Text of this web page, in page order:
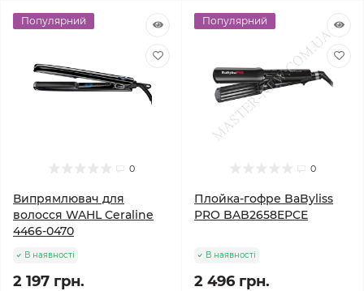
Популярний
0
Випрямлювач для
волосся WAHL Ceraline
4466-0470
В наявності
2 197 грн.
Популярний
0
Плойка-гофре BaByliss
PRO BAB2658EPCE
В наявності
2 496 грн.